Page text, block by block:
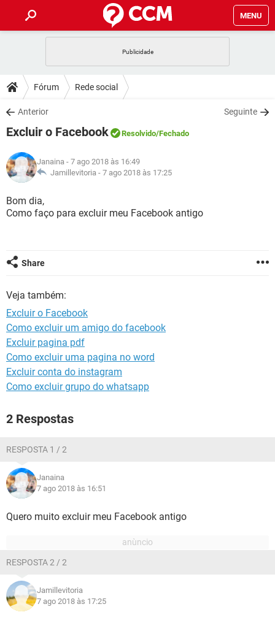
MENU
CELULAR
OUTLOOK
INSTAGRAM GMAIL
GUIA DE COMPRAS
DICAS
JOGOS
INSTAGRAM
GUIA DE COMPRAS
DOWNLOADS
JOGOS WHATSAPP
CELULAR
OUTLOOK EXCEL
INSTAGRAM
GUIA DE COMPRAS
JOGOS
CELULAR
OUTLOOK
GLOSSÁRIO
JOGOS
CELULAR FACEBOOK
INSTAGRAM
Fórum Rede social
Anterior Seguinte
Excluir o Facebook Resolvido/Fechado
Janaina - 7 ago 2018 às 16:49
Jamillevitoria - 7 ago 2018 às 17:25
Bom dia,
Como faço para excluir meu Facebook antigo
Share
Veja também:
Excluir o Facebook
Como excluir um amigo do facebook
Excluir pagina pdf
Como excluir uma pagina no word
Excluir conta do instagram
Como excluir grupo do whatsapp
2 Respostas
RESPOSTA 1 / 2
Janaina
7 ago 2018 às 16:51
Quero muito excluir meu Facebook antigo
RESPOSTA 2 / 2
Jamillevitoria
7 ago 2018 às 17:25